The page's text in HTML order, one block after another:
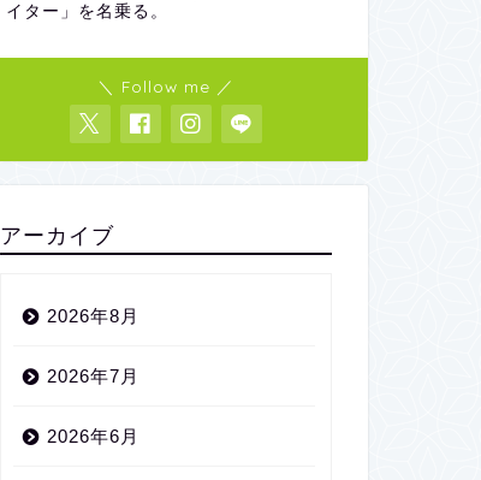
イター」を名乗る。
＼ Follow me ／
アーカイブ
2026年8月
2026年7月
2026年6月